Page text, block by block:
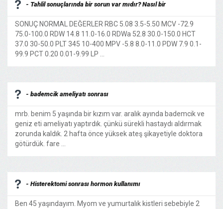
- Tahlil sonuçlarında bir sorun var mıdır? Nasıl bir
SONUÇ NORMAL DEĞERLER RBC 5.08 3.5-5.50 MCV -72.9
75.0-100.0 RDW 14.8 11.0-16.0 RDWa 52.8 30.0-150.0 HCT
37.0 30-50.0 PLT 345 10-400 MPV -5.8 8.0-11.0 PDW 7.9 0.1-
99.9 PCT 0.20 0.01-9.99 LP ...
- bademcik ameliyatı sonrası
mrb. benim 5 yaşında bir kızım var. aralık ayında bademcik ve
geniz eti ameliyatı yaptırdık. çünkü sürekli hastaydı aldırmak
zorunda kaldık. 2 hafta önce yüksek ateş şikayetiyle doktora
götürdük. fare ...
- Histerektomi sonrası hormon kullanımı
Ben 45 yaşındayım. Myom ve yumurtalık kistleri sebebiyle 2